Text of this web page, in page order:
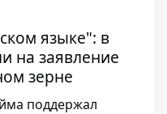
языке": в
на заявление
зерне
поддержал